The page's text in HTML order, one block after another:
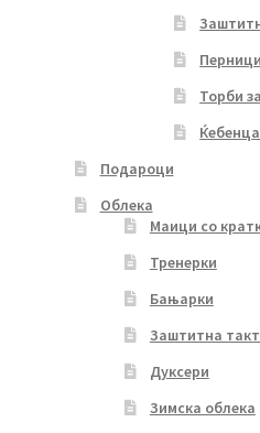
Перници
Торби
Ќебенца
Подароци
Облека
Маици со
Тренерки
Бањарки
Заштитна
Дуксери
Зимска облека